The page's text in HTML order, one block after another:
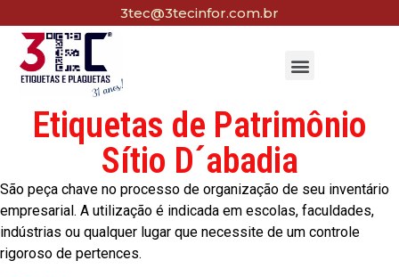
3tec@3tecinfor.com.br
Etiquetas de Patrimônio
Sítio D´abadia
São peça chave no processo de organização de seu inventário
empresarial. A utilização é indicada em escolas, faculdades,
indústrias ou qualquer lugar que necessite de um controle
rigoroso de pertences.